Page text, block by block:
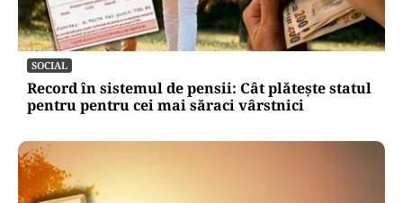
SOCIAL
Record în sistemul de pensii: Cât plătește statul
pentru pentru cei mai săraci vârstnici